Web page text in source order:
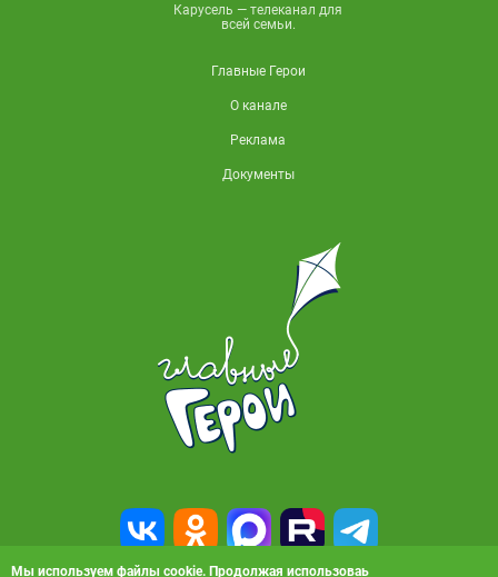
Карусель — телеканал для
всей семьи.
Главные Герои
О канале
Реклама
Документы
Мы используем файлы cookie. Продолжая использоваь